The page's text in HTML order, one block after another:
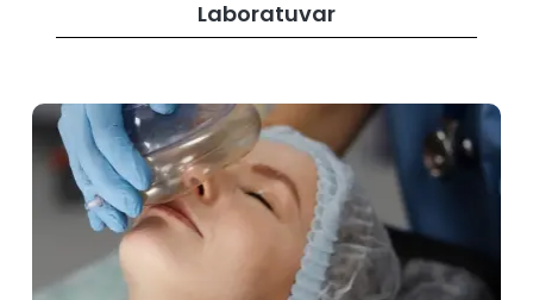
Laboratuvar